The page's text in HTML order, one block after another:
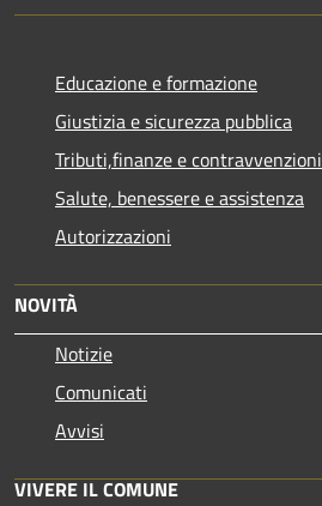
Educazione e formazione
Giustizia e sicurezza pubblica
Tributi,finanze e contravvenzioni
Salute, benessere e assistenza
Autorizzazioni
NOVITÀ
Notizie
Comunicati
Avvisi
VIVERE IL COMUNE